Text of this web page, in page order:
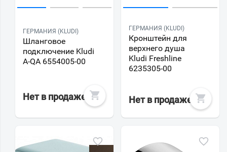
ГЕРМАНИЯ (KLUDI)
Шланговое
подключение Kludi
A-QA 6554005-00
Нет в продаже
ГЕРМАНИЯ (KLUDI)
Кронштейн для
верхнего душа
Kludi Freshline
6235305-00
Нет в продаже